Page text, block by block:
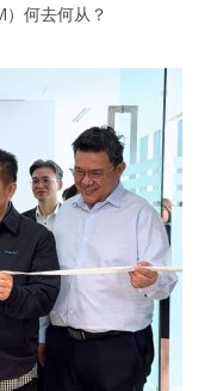
何去何从？